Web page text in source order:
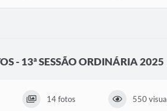
- 13ª SESSÃO ORDINÁRIA 2025
14 fotos 550